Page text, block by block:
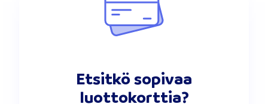
Etsitkö sopivaa
luottokorttia?